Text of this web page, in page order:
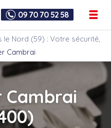
09 70 70 52 58
le Nord (59) : Votre sécurité,
Cambrai
Cambrai